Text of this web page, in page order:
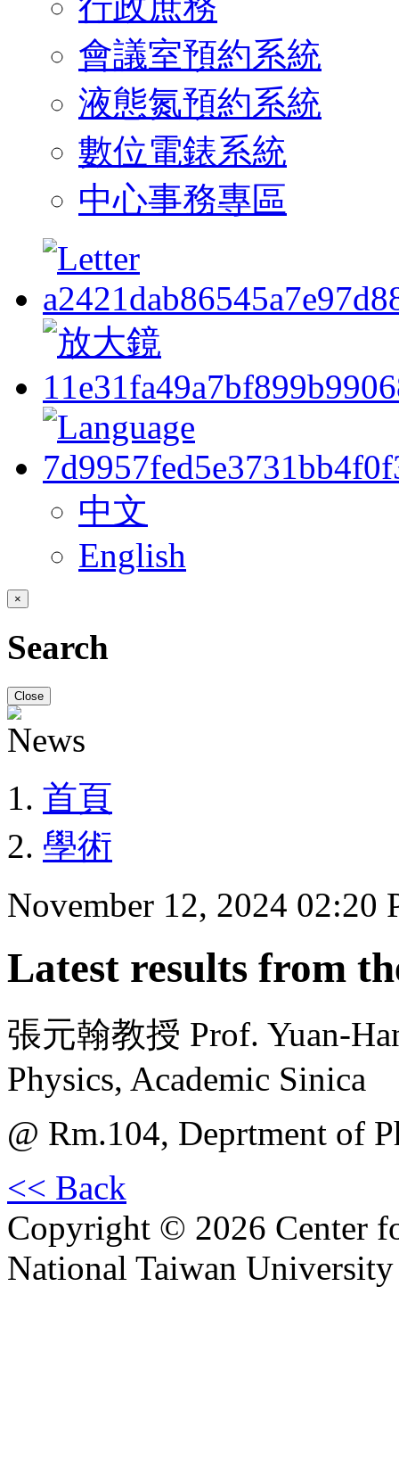
會議室預約系統
液態氮預約系統
數位電錶系統
中心事務專區
中文
English
×
Search
Close
首頁
學術
November 12, 2024 02:20
Latest results from
張元翰教授 Prof. Yuan-
Physics, Academic Sinica
@ Rm.104, Deprtment of
<< Back
Copyright © 2026 Center
National Taiwan University